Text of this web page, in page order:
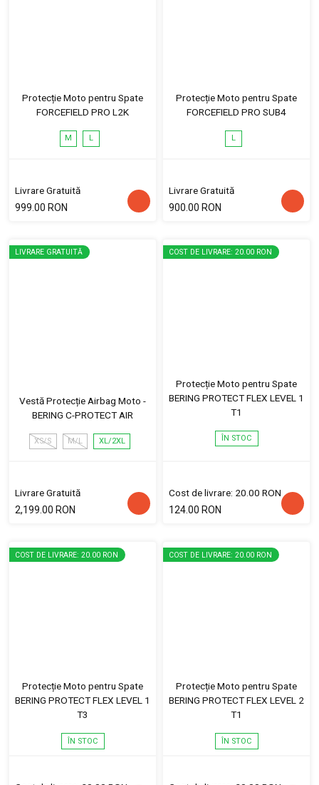
Protecție Moto pentru Spate
FORCEFIELD PRO L2K
M L
Livrare Gratuită
999.00 RON
Protecție Moto pentru Spate
FORCEFIELD PRO SUB4
L
Livrare Gratuită
900.00 RON
LIVRARE GRATUITĂ
Vestă Protecție Airbag Moto -
BERING C-PROTECT AIR
XS/S M/L XL/2XL
Livrare Gratuită
2,199.00 RON
COST DE LIVRARE: 20.00 RON
Protecție Moto pentru Spate
BERING PROTECT FLEX LEVEL 1
T1
ÎN STOC
Cost de livrare: 20.00 RON
124.00 RON
COST DE LIVRARE: 20.00 RON
Protecție Moto pentru Spate
BERING PROTECT FLEX LEVEL 1
T3
ÎN STOC
COST DE LIVRARE: 20.00 RON
Protecție Moto pentru Spate
BERING PROTECT FLEX LEVEL 2
T1
ÎN STOC